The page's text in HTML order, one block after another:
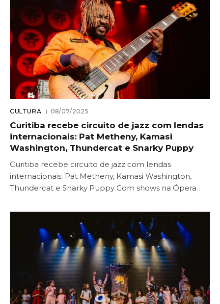
CULTURA 08/07/2025
Curitiba recebe circuito de jazz com lendas
internacionais: Pat Metheny, Kamasi
Washington, Thundercat e Snarky Puppy
Curitiba recebe circuito de jazz com lendas
internacionais: Pat Metheny, Kamasi Washington,
Thundercat e Snarky Puppy Com shows na Ópera…